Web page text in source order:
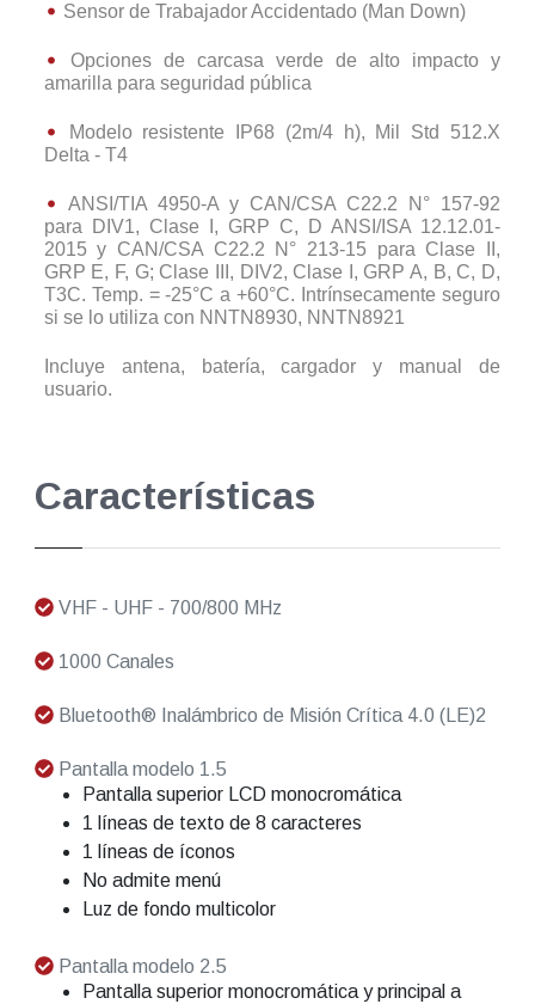
Sensor de Trabajador Accidentado (Man Down)
Opciones de carcasa verde de alto impacto y
amarilla para seguridad pública
Modelo resistente IP68 (2m/4 h), Mil Std 512.X
Delta - T4
ANSI/TIA 4950-A y CAN/CSA C22.2 N° 157-92
para DIV1, Clase I, GRP C, D ANSI/ISA 12.12.01-
2015 y CAN/CSA C22.2 N° 213-15 para Clase II,
GRP E, F, G; Clase III, DIV2, Clase I, GRP A, B, C, D,
T3C. Temp. = -25°C a +60°C. Intrínsecamente seguro
si se lo utiliza con NNTN8930, NNTN8921
Incluye antena, batería, cargador y manual de
usuario.
Características
VHF - UHF - 700/800 MHz
1000 Canales
Bluetooth® Inalámbrico de Misión Crítica 4.0 (LE)2
Pantalla modelo 1.5
Pantalla superior LCD monocromática
1 líneas de texto de 8 caracteres
1 líneas de íconos
No admite menú
Luz de fondo multicolor
Pantalla modelo 2.5
Pantalla superior monocromática y principal a